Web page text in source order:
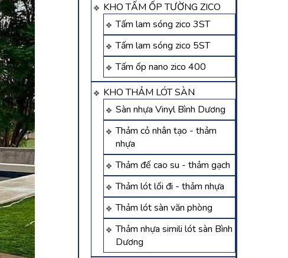
KHO TẤM ỐP TƯỜNG ZICO
Tấm lam sóng zico 3ST
Tấm lam sóng zico 5ST
Tấm ốp nano zico 400
KHO THẢM LÓT SÀN
Sàn nhựa Vinyl Bình Dương
Thảm cỏ nhân tạo - thảm
nhựa
Thảm đế cao su - thảm gạch
Thảm lót lối đi - thảm nhựa
Thảm lót sàn văn phòng
Thảm nhựa simili lót sàn Bình
Dương